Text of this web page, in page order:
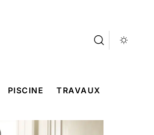
PISCINE TRAVAUX